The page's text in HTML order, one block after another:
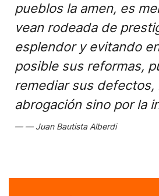
pueblos la amen, es
vean rodeada de
esplendor y evitando
posible sus reformas,
remediar sus defectos,
abrogación sino por la
Juan Bautista Alberdi